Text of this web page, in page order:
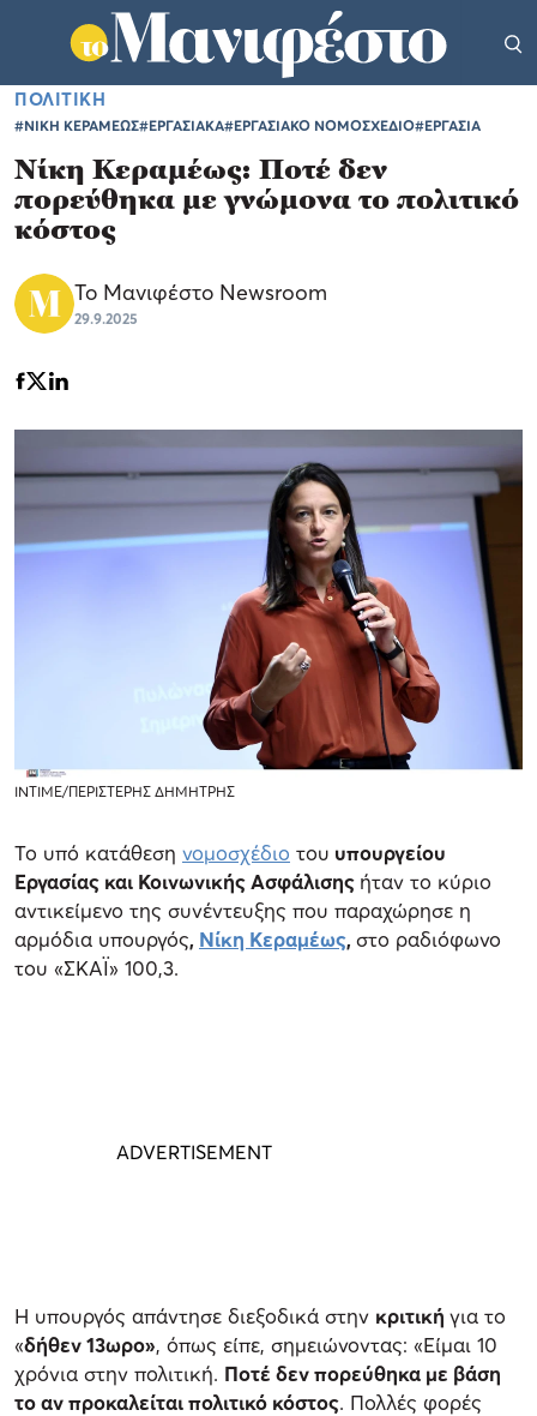
ΠΟΛΙΤΙΚΗ
#ΝΙΚΗ ΚΕΡΑΜΕΩΣ#ΕΡΓΑΣΙΑΚΑ#ΕΡΓΑΣΙΑΚΟ ΝΟΜΟΣΧΕΔΙΟ#ΕΡΓΑΣΙΑ
Νίκη Κεραμέως: Ποτέ δεν
πορεύθηκα με γνώμονα το πολιτικό
κόστος
Το Μανιφέστο Newsroom
29.9.2025
INTIME/ΠΕΡΙΣΤΕΡΗΣ ΔΗΜΗΤΡΗΣ
Το υπό κατάθεση νομοσχέδιο του υπουργείου
Εργασίας και Κοινωνικής Ασφάλισης ήταν το κύριο
αντικείμενο της συνέντευξης που παραχώρησε η
αρμόδια υπουργός, Νίκη Κεραμέως, στο ραδιόφωνο
του «ΣΚΑΪ» 100,3.
Η υπουργός απάντησε διεξοδικά στην κριτική για το
«δήθεν 13ωρο», όπως είπε, σημειώνοντας: «Είμαι 10
χρόνια στην πολιτική. Ποτέ δεν πορεύθηκα με βάση
το αν προκαλείται πολιτικό κόστος. Πολλές φορές